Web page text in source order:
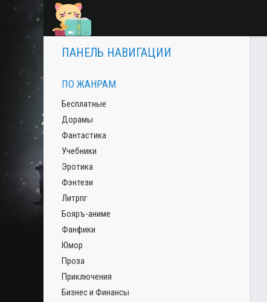
ПАНЕЛЬ НАВИГАЦИИ
ПО ЖАНРАМ
Бесплатные
Дорамы
Фантастика
Учебники
Эротика
Фэнтези
Литрпг
Бояръ-аниме
Фанфики
Юмор
Проза
Приключения
Бизнес и Финансы